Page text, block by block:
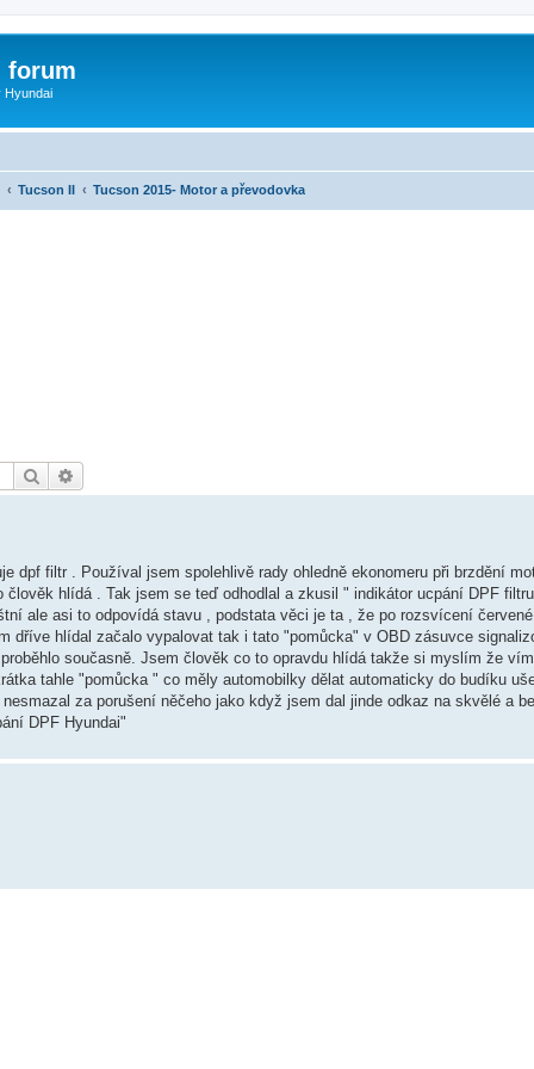
forum
Hyundai
Tucson II Tucson 2015- Motor a převodovka
Hledat
dpf filtr . Používal jsem spolehlivě rady ohledně ekonomeru při brzdění
hlídá . Tak jsem se teď odhodlal a zkusil " indikátor ucpání DPF
ale asi to odpovídá stavu , podstata věci je ta , že po rozsvícení
dříve hlídal začalo vypalovat tak i tato "pomůcka" v OBD zásuvce
současně. Jsem člověk co to opravdu hlídá takže si myslím že
tahle "pomůcka " co měly automobilky dělat automaticky do budíku
za porušení něčeho jako když jsem dal jinde odkaz na skvělé a
DPF Hyundai"